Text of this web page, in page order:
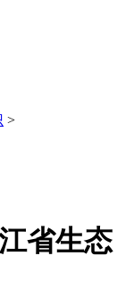
>
省生态